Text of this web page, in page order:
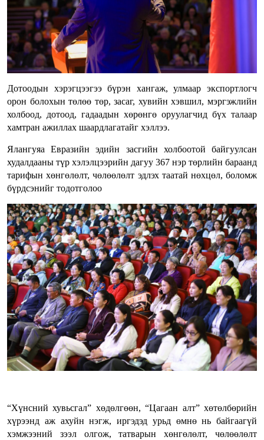
Дотоодын хэрэгцээгээ бүрэн хангаж, улмаар экспортлогч
орон болохын төлөө төр, засаг, хувийн хэвшил, мэргэжлийн
холбоод, дотоод, гадаадын хөрөнгө оруулагчид бүх талаар
хамтран ажиллах шаардлагатайг хэллээ.
Ялангуяа Евразийн эдийн засгийн холбоотой байгуулсан
худалдааны түр хэлэлцээрийн дагуу 367 нэр төрлийн бараанд
тарифын хөнгөлөлт, чөлөөлөлт эдлэх таатай нөхцөл, боломж
бүрдсэнийг тодотголоо
“Хүнсний хувьсгал” хөдөлгөөн, “Цагаан алт” хөтөлбөрийн
хүрээнд аж ахуйн нэгж, иргэдэд урьд өмнө нь байгаагүй
хэмжээний зээл олгож, татварын хөнгөлөлт, чөлөөлөлт